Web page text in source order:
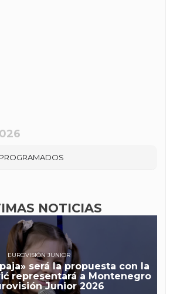
NOTICIAS
EUROVISIÓN JUNIOR
será la propuesta con la
representará a Montenegro
Junior 2026